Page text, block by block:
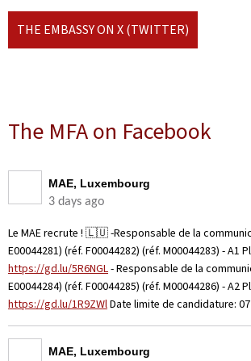
THE EMBASSY ON X (TWITTER)
The MFA on Facebook
MAE, Luxembourg
3 days ago
Le MAE recrute ! 🇱🇺 -Responsable de la
E00044281) (réf. F00044282) (réf. M00044283) -
https://gd.lu/5R6NGL- Responsable de la
E00044284) (réf. F00044285) (réf. M00044286) -
https://gd.lu/1R9ZWlDate limite de candidature:
MAE, Luxembourg